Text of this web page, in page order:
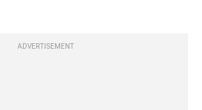
ADVERTISEMENT